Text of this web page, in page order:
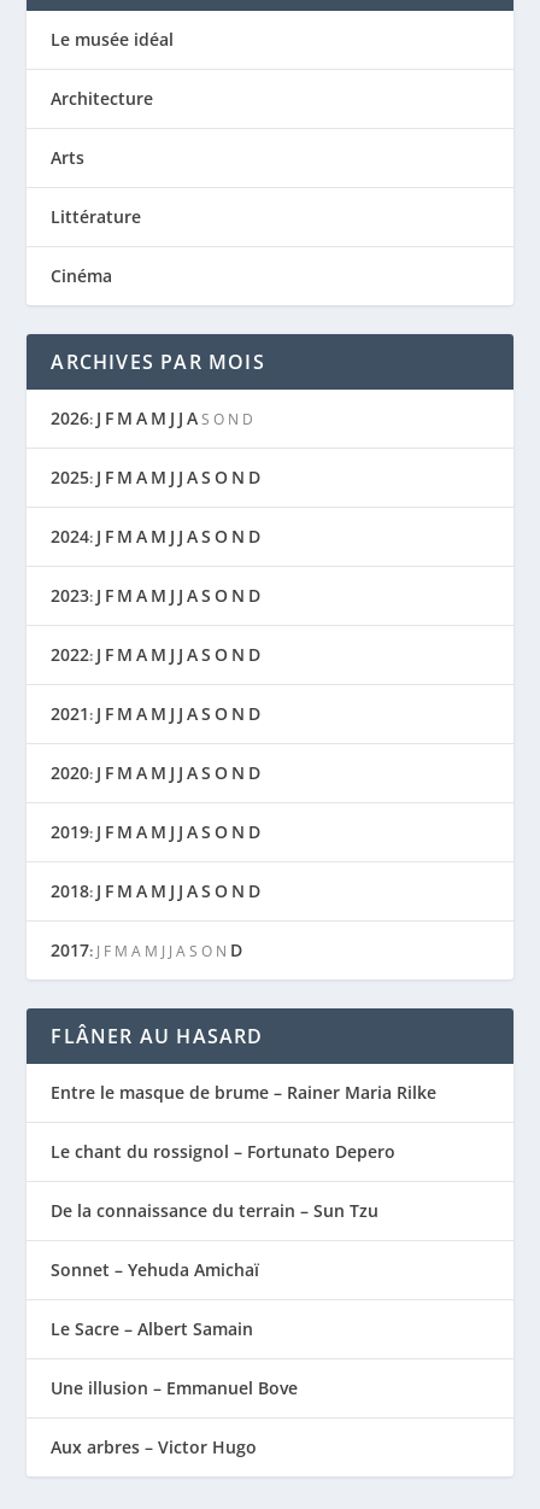
Le musée idéal
Architecture
Arts
Littérature
Cinéma
ARCHIVES PAR MOIS
2026: J F M A M J J A S O N D
2025: J F M A M J J AS O N D
2024: J F M A M J J AS O N D
2023: J F M A M J J AS O N D
2022: J F M A M J J AS O N D
2021: J F M A M J J AS O N D
2020: J F M A M J J AS O N D
2019: J F M A M J J AS O N D
2018: J F M A M J J AS O N D
2017: J F M A M J J A S O N D
FLÂNER AU HASARD
Entre le masque de brume – Rainer Maria Rilke
Le chant du rossignol – Fortunato Depero
De la connaissance du terrain – Sun Tzu
Sonnet – Yehuda Amichaï
Le Sacre – Albert Samain
Une illusion – Emmanuel Bove
Aux arbres – Victor Hugo